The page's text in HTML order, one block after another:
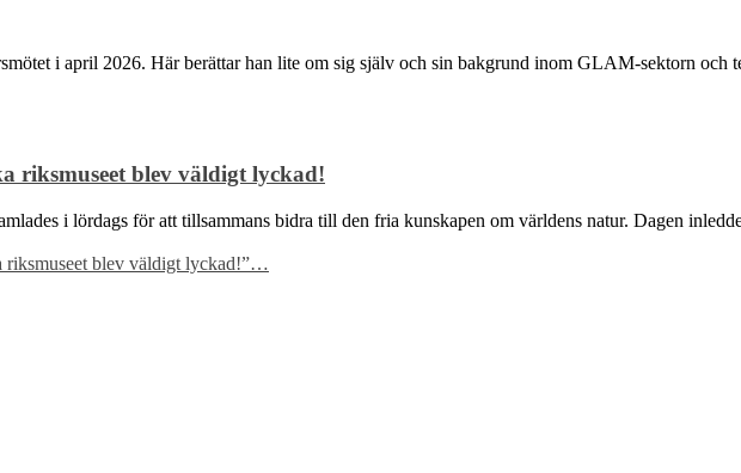
i april 2026. Här berättar han lite om sig själv och sin bakgrund inom GLAM-sektorn och
riksmuseet blev väldigt lyckad!
i lördags för att tillsammans bidra till den fria kunskapen om världens natur. Dagen
blev väldigt lyckad!”…